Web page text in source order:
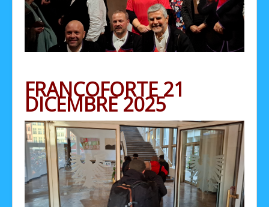
FRANCOFORTE 21
DICEMBRE 2025